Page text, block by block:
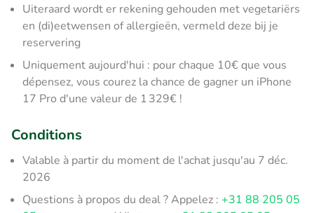
Uiteraard wordt er rekening gehouden met vegetariërs
en (di)eetwensen of allergieën, vermeld deze bij je
reservering
Uniquement aujourd'hui : pour chaque 10€ que vous
dépensez, vous courez la chance de gagner un iPhone
17 Pro d'une valeur de 1 329€ !
Conditions
Valable à partir du moment de l'achat jusqu'au 7 déc.
2026
Questions à propos du deal ? Appelez : +31 88 205 05